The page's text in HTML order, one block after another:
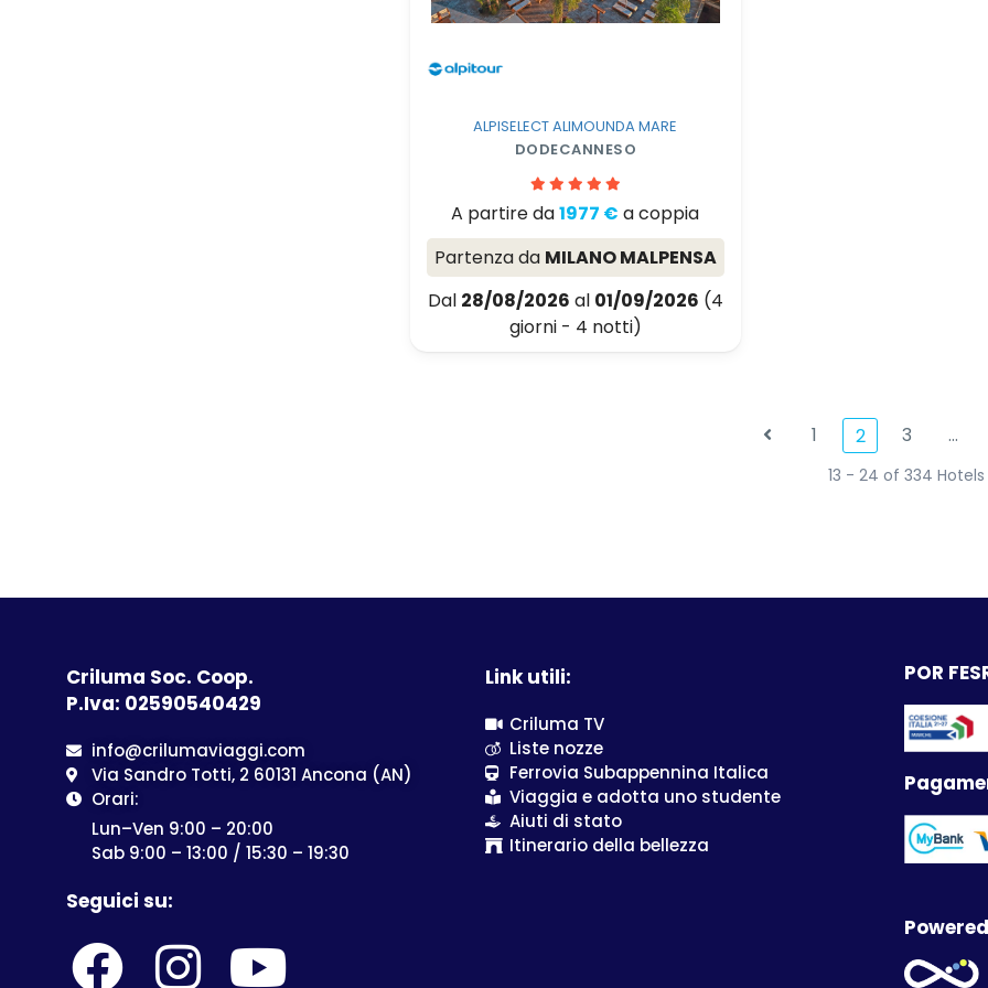
ALPISELECT ALIMOUNDA MARE
DODECANNESO
A partire da1977 € a coppia
Partenza da MILANO MALPENSA
Dal 28/08/2026 al 01/09/2026 (4
giorni - 4 notti)
1 2 3 …
13 - 24 of 334 Hotels
Criluma Soc. Coop.
P.Iva: 02590540429
info@crilumaviaggi.com
Via Sandro Totti, 2 60131 Ancona (AN)
Orari:
Lun–Ven 9:00 – 20:00
Sab 9:00 – 13:00 / 15:30 – 19:30
Seguici su:
Link utili:
Criluma TV
Liste nozze
Ferrovia Subappennina Italica
Viaggia e adotta uno studente
Aiuti di stato
Itinerario della bellezza
POR